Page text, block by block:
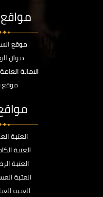
موقع
ديوان
الامانة
موقع
العتبة
العتبة
العتبة
العتبة
العتبة